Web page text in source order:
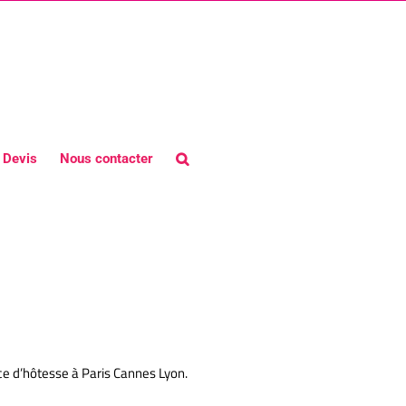
Devis Nous contacter
d’hôtesse à Paris Cannes Lyon.